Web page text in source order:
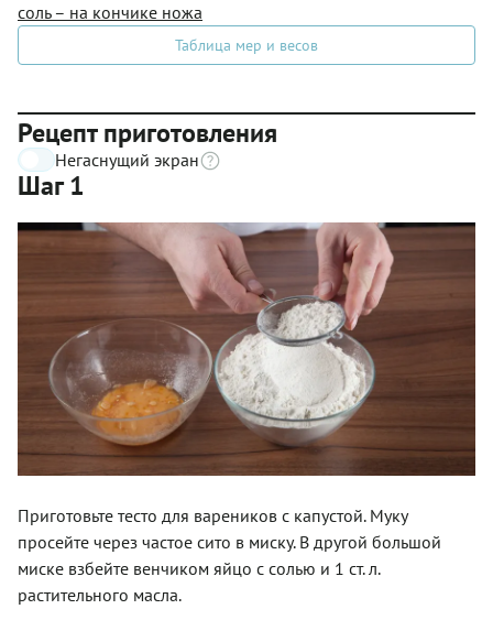
соль – на кончике ножа
Таблица мер и весов
Рецепт приготовления
Негаснущий экран
Шаг 1
Приготовьте тесто для вареников с капустой. Муку
просейте через частое сито в миску. В другой большой
миске взбейте венчиком яйцо с солью и 1 ст. л.
растительного масла.